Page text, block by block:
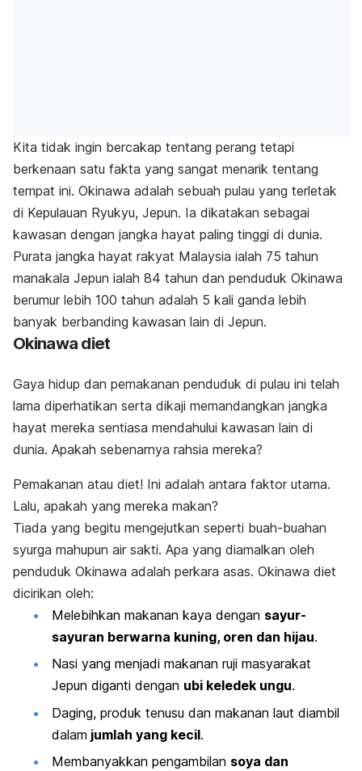
Kita tidak ingin bercakap tentang perang tetapi
berkenaan satu fakta yang sangat menarik tentang
tempat ini. Okinawa adalah sebuah pulau yang terletak
di Kepulauan Ryukyu, Jepun. Ia dikatakan sebagai
kawasan dengan jangka hayat paling tinggi di dunia.
Purata jangka hayat rakyat Malaysia ialah 75 tahun
manakala Jepun ialah 84 tahun dan penduduk Okinawa
berumur lebih 100 tahun adalah 5 kali ganda lebih
banyak berbanding kawasan lain di Jepun.
Okinawa diet
Gaya hidup dan pemakanan penduduk di pulau ini telah
lama diperhatikan serta dikaji memandangkan jangka
hayat mereka sentiasa mendahului kawasan lain di
dunia. Apakah sebenarnya rahsia mereka?
Pemakanan atau diet! Ini adalah antara faktor utama.
Lalu, apakah yang mereka makan?
Tiada yang begitu mengejutkan seperti buah-buahan
syurga mahupun air sakti. Apa yang diamalkan oleh
penduduk Okinawa adalah perkara asas. Okinawa diet
dicirikan oleh:
Melebihkan makanan kaya dengan sayur-
sayuran berwarna kuning, oren dan hijau.
Nasi yang menjadi makanan ruji masyarakat
Jepun diganti dengan ubi keledek ungu.
Daging, produk tenusu dan makanan laut diambil
dalam jumlah yang kecil.
Membanyakkan pengambilan soya dan